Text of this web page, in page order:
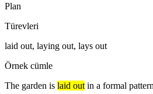
Plan
Türevleri
laid out, laying out, lays out
Örnek cümle
The garden is laid out in a formal